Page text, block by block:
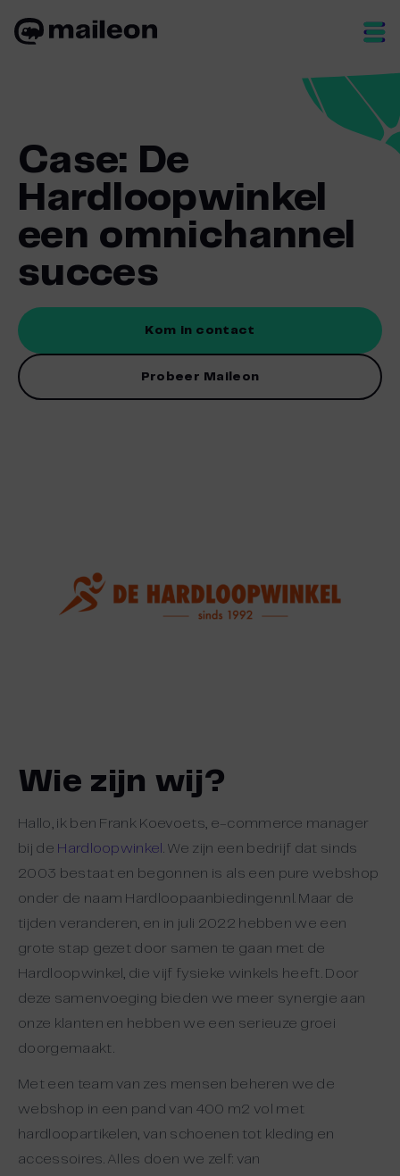
Case: De
Hardloopwinkel
een omnichannel
succes
Kom in contact
Probeer Maileon
Wie zijn wij?
Hallo, ik ben Frank Koevoets, e-commerce manager
bij de Hardloopwinkel
. We zijn een bedrijf dat sinds
2003 bestaat en begonnen is als een pure webshop
onder de naam Hardloopaanbiedingen.nl. Maar de
tijden veranderen, en in juli 2022 hebben we een
grote stap gezet door samen te gaan met de
Hardloopwinkel, die vijf fysieke winkels heeft. Door
deze samenvoeging bieden we meer synergie aan
onze klanten en hebben we een serieuze groei
doorgemaakt.
Met een team van zes mensen beheren we de
webshop in een pand van 400 m2 vol met
hardloopartikelen, van schoenen tot kleding en
accessoires. Alles doen we zelf: van